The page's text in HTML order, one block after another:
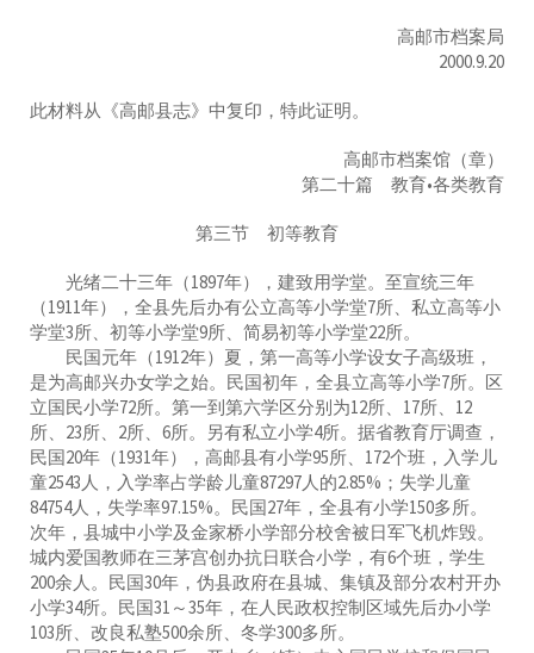
高邮市档案局
2000.9.20
此材料从《高邮县志》中复印，特此证明。
高邮市档案馆（章）
第二十篇 教育•各类教育
第三节 初等教育
光绪二十三年（1897年），建致用学堂。至宣统三年
（1911年），全县先后办有公立高等小学堂7所、私立高等小
学堂3所、初等小学堂9所、简易初等小学堂22所。
民国元年（1912年）夏，第一高等小学设女子高级班，
是为高邮兴办女学之始。民国初年，全县立高等小学7所。区
立国民小学72所。第一到第六学区分别为12所、17所、12
所、23所、2所、6所。另有私立小学4所。据省教育厅调查，
民国20年（1931年），高邮县有小学95所、172个班，入学儿
童2543人，入学率占学龄儿童87297人的2.85%；失学儿童
84754人，失学率97.15%。民国27年，全县有小学150多所。
次年，县城中小学及金家桥小学部分校舍被日军飞机炸毁。
城内爱国教师在三茅宫创办抗日联合小学，有6个班，学生
200余人。民国30年，伪县政府在县城、集镇及部分农村开办
小学34所。民国31～35年，在人民政权控制区域先后办小学
103所、改良私塾500余所、冬学300多所。